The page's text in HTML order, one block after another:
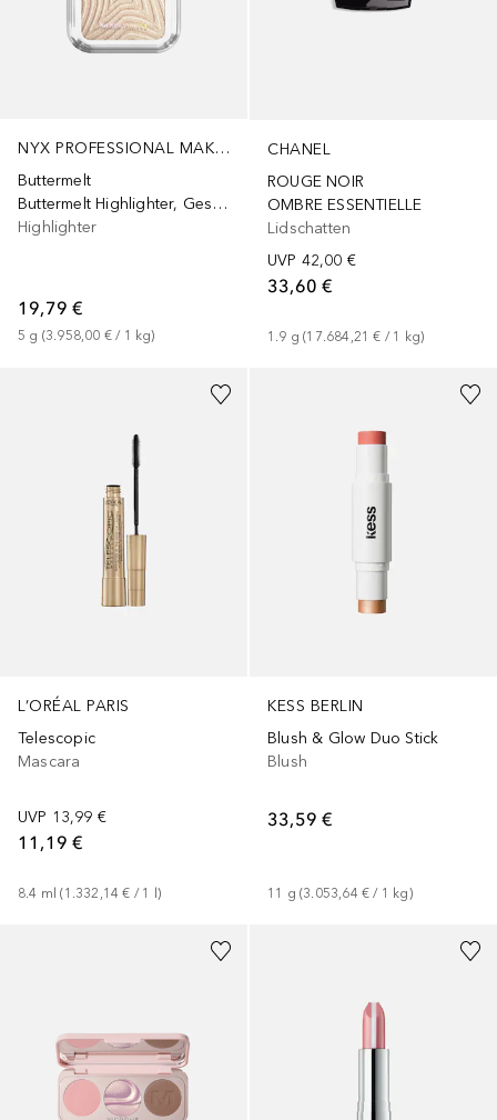
NYX PROFESSIONAL MAKEUP
Buttermelt
Buttermelt Highlighter, Gesichtshighlighter, Farbton „Butta in Black“
Highlighter
19,79 €
5 g (3.958,00 € / 1 kg)
CHANEL
ROUGE NOIR
OMBRE ESSENTIELLE
Lidschatten
UVP 42,00 €
33,60 €
1.9 g (17.684,21 € / 1 kg)
L’ORÉAL PARIS
Telescopic
Mascara
UVP 13,99 €
11,19 €
8.4 ml (1.332,14 € / 1 )
KESS BERLIN
Blush & Glow Duo Stick
Blush
33,59 €
11 g (3.053,64 € / 1 kg)
+ 8
+2 +5